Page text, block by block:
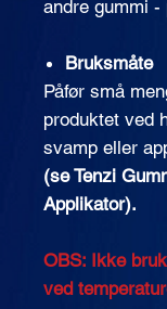
andre gummi -
Bruksmåte
Påfør små
produktet ved
svamp eller
(se Tenzi
Applikator).
OBS: Ikke
ved